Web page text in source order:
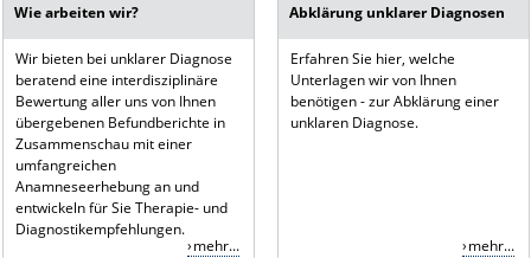
Wie arbeiten wir?
Wir bieten bei unklarer Diagnose
beratend eine interdisziplinäre
Bewertung aller uns von Ihnen
übergebenen Befundberichte in
Zusammenschau mit einer
umfangreichen
Anamneseerhebung an und
entwickeln für Sie Therapie- und
Diagnostikempfehlungen.
mehr...
Abklärung unklarer Diagnosen
Erfahren Sie hier, welche
Unterlagen wir von Ihnen
benötigen - zur Abklärung einer
unklaren Diagnose.
mehr...